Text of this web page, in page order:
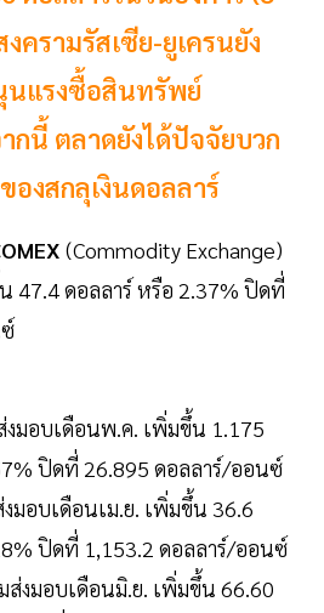
ครามรัสเซีย-ยูเครนยัง
นแรงซื้อสินทรัพย์
กนี้ ตลาดยังได้ปัจจัยบวก
องสกลุเงินดอลลาร์
(Commodity Exchange)
47.4 ดอลลาร์ หรือ 2.37% ปิดที่
มอบเดือนพ.ค. เพิ่มขึ้น 1.175
ปิดที่ 26.895 ดอลลาร์/ออนซ์
อบเดือนเม.ย. เพิ่มขึ้น 36.6
ปิดที่ 1,153.2 ดอลลาร์/ออนซ์
งมอบเดือนมิ.ย. เพิ่มขึ้น 66.60